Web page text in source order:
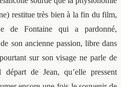
restitue très bien à la fin du film,
de Fontaine qui a pardonné,
son ancienne passion, libre dans
sur son visage ne parle de
de Jean, qu’elle pressent